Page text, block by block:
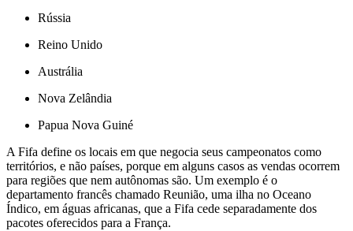
Rússia
Reino Unido
Austrália
Nova Zelândia
Papua Nova Guiné
A Fifa define os locais em que negocia seus campeonatos como
territórios, e não países, porque em alguns casos as vendas ocorrem
para regiões que nem autônomas são. Um exemplo é o
departamento francês chamado Reunião, uma ilha no Oceano
Índico, em águas africanas, que a Fifa cede separadamente dos
pacotes oferecidos para a França.